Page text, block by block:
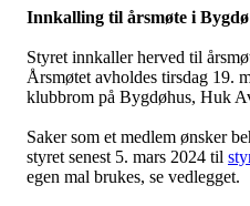
Innkalling til årsmøte i
Styret innkaller herved til
Årsmøtet avholdes tirsdag 19.
klubbrom på Bygdøhus, Huk
Saker som et medlem ønsker
styret senest 5. mars 2024 til
egen mal brukes, se vedlegget.